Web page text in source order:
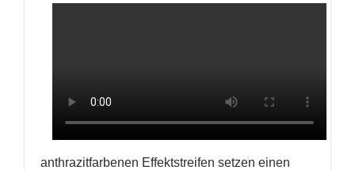
anthrazitfarbenen Effektstreifen setzen einen